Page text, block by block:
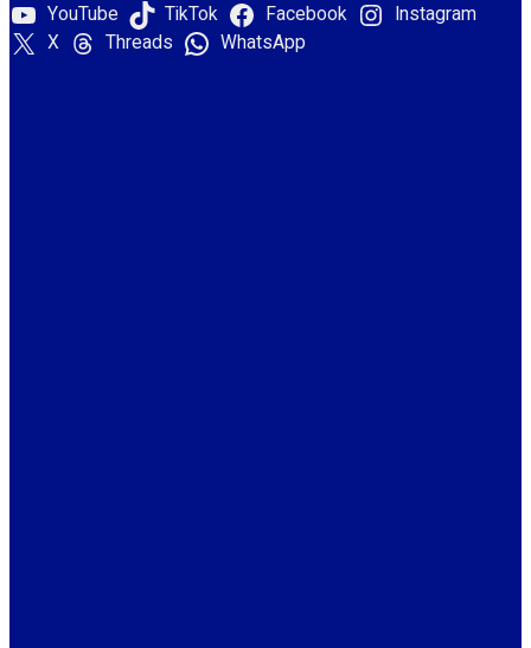
YouTube TikTok Facebook
Instagram
X
Threads WhatsApp